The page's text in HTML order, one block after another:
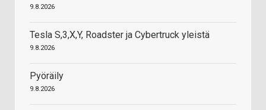
9.8.2026
Tesla S,3,X,Y, Roadster ja Cybertruck yleistä
9.8.2026
Pyöräily
9.8.2026